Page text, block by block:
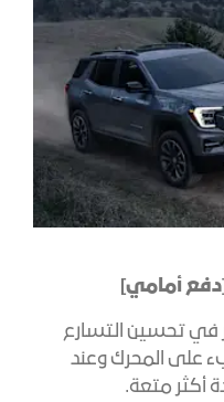
في تحسين التسارع
على المحرك وعند
أكثر متعة.